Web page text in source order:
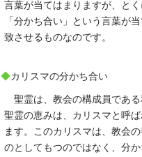
言葉が当てはまりますが、と
「分かち合い」という言葉が
致させるものなのです。
◆カリスマの分かち合い
聖霊は、教会の構成員であ
聖霊の恵みは、カリスマと呼
ます。このカリスマは、教会
のとしてもつのではなく、分